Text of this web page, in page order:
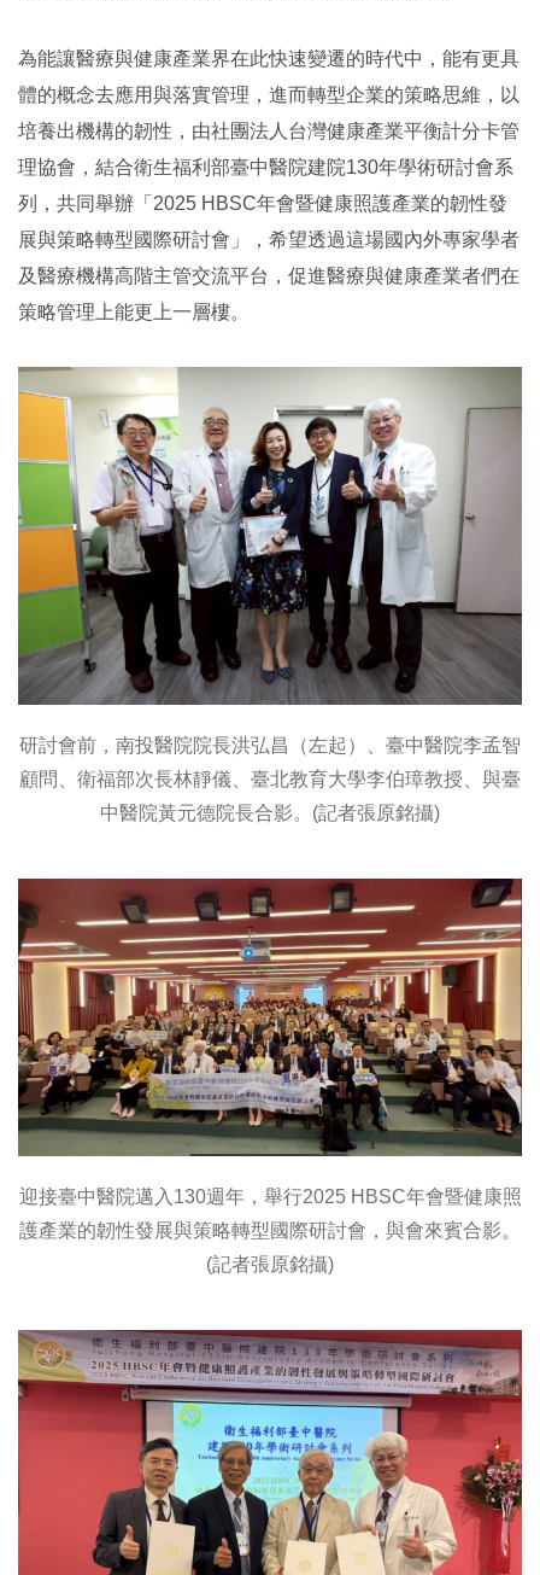
為能讓醫療與健康產業界在此快速變遷的時代中，能有更具
體的概念去應用與落實管理，進而轉型企業的策略思維，以
培養出機構的韌性，由社團法人台灣健康產業平衡計分卡管
理協會，結合衛生福利部臺中醫院建院130年學術研討會系
列，共同舉辦「2025 HBSC年會暨健康照護產業的韌性發
展與策略轉型國際研討會」，希望透過這場國內外專家學者
及醫療機構高階主管交流平台，促進醫療與健康產業者們在
策略管理上能更上一層樓。
研討會前，南投醫院院長洪弘昌（左起）、臺中醫院李孟智
顧問、衛福部次長林靜儀、臺北教育大學李伯璋教授、與臺
中醫院黃元德院長合影。(記者張原銘攝)
迎接臺中醫院邁入130週年，舉行2025 HBSC年會暨健康照
護產業的韌性發展與策略轉型國際研討會，與會來賓合影。
(記者張原銘攝)